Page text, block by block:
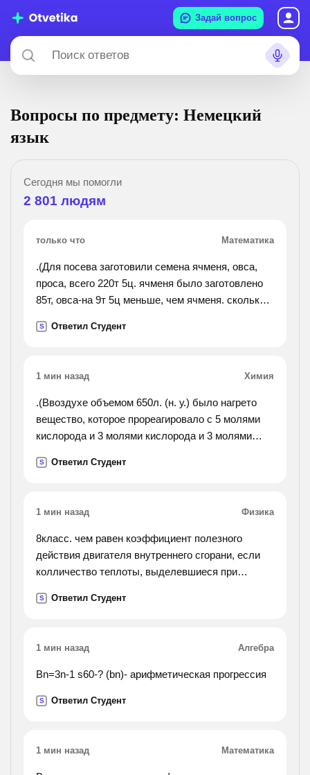
Задай вопрос
Вопросы по предмету: Немецкий
язык
Сегодня мы помогли
2 801 людям
только что Математика
.(Для посева заготовили семена ячменя, овса,
проса, всего 220т 5ц. ячменя было заготовлено
85т, овса-на 9т 5ц меньше, чем ячменя. сколько
S Ответил Студент
1 мин назад Химия
.(Ввоздухе объемом 650л. (н. у.) было нагрето
вещество, которое прореагировало с 5 молями
кислорода и 3 молями кислорода и 3 молями
азота и кислорода в оставшейся газовой смеси
S Ответил Студент
1 мин назад Физика
8класс. чем равен коэффициент полезного
действия двигателя внутреннего сгорани, если
колличество теплоты, выделевшиеся при
совершенная полезная работа двиготеля ровно
S Ответил Студент
1 мин назад Алгебра
Bn=3n-1 s60-? (bn)- арифметическая прогрессия
S Ответил Студент
1 мин назад Математика